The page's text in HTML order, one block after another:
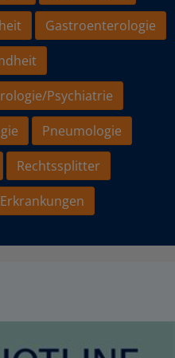
Gastroenterologie
Psychiatrie
Pneumologie
Rechtssplitter